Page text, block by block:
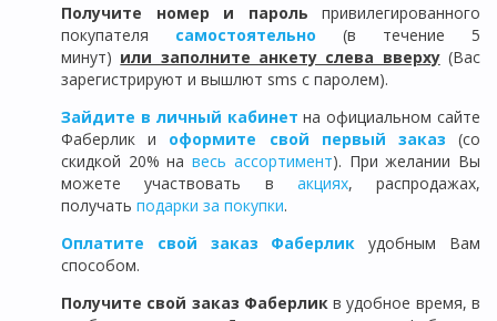
Получите номер и пароль привилегированного
покупателя самостоятельно (в течение 5
минут) или заполните анкету слева вверху(Вас
зарегистрируют и вышлют sms с паролем).
Зайдите в личный кабинет на официальном сайте
Фаберлик и оформите свой первый заказ (со
скидкой 20% навесь ассортимент). При желании Вы
можете участвовать в акциях, распродажах,
получать подарки за покупки.
Оплатите свой заказ Фаберлик удобным Вам
способом.
Получите свой заказ Фаберликв удобное время, в